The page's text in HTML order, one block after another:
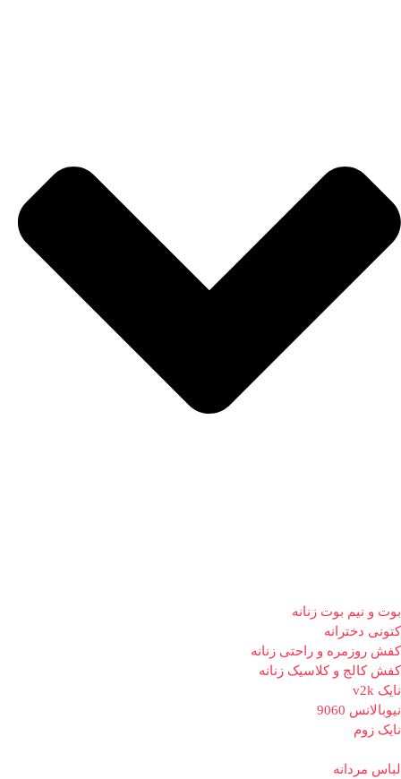
بوت و نیم بوت زنانه
کتونی دخترانه
کفش روزمره و راحتی زنانه
کفش کالج و کلاسیک زنانه
نایک v2k
نیوبالانس 9060
نایک زوم
لباس مردانه